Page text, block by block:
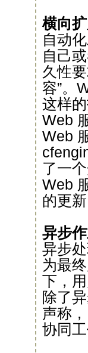
横向
自动
自己
久性
容”。
这样
Web
Web
了一
Web
的更新
异步
异步
为最
下，
除了
声称
协同